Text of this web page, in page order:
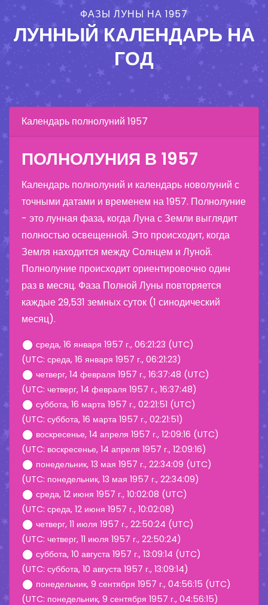
ФАЗЫ ЛУНЫ НА 1957
ЛУННЫЙ КАЛЕНДАРЬ НА
ГОД
Календарь полнолуний 1957
ПОЛНОЛУНИЯ В 1957
Календарь полнолуний и календарь новолуний с
точными датами и временем на 1957. Полнолуние
- это лунная фаза, когда Луна с Земли выглядит
полностью освещенной. Это происходит, когда
Земля находится между Солнцем и Луной.
Полнолуние происходит ориентировочно один
раз в месяц. Фаза Полной Луны повторяется
каждые 29,531 земных суток (1 синодический
месяц).
среда, 16 января 1957 г., 06:21:23 (UTC)
(UTC: среда, 16 января 1957 г., 06:21:23)
четверг, 14 февраля 1957 г., 16:37:48 (UTC)
(UTC: четверг, 14 февраля 1957 г., 16:37:48)
суббота, 16 марта 1957 г., 02:21:51 (UTC)
(UTC: суббота, 16 марта 1957 г., 02:21:51)
воскресенье, 14 апреля 1957 г., 12:09:16 (UTC)
(UTC: воскресенье, 14 апреля 1957 г., 12:09:16)
понедельник, 13 мая 1957 г., 22:34:09 (UTC)
(UTC: понедельник, 13 мая 1957 г., 22:34:09)
среда, 12 июня 1957 г., 10:02:08 (UTC)
(UTC: среда, 12 июня 1957 г., 10:02:08)
четверг, 11 июля 1957 г., 22:50:24 (UTC)
(UTC: четверг, 11 июля 1957 г., 22:50:24)
суббота, 10 августа 1957 г., 13:09:14 (UTC)
(UTC: суббота, 10 августа 1957 г., 13:09:14)
понедельник, 9 сентября 1957 г., 04:56:15 (UTC)
(UTC: понедельник, 9 сентября 1957 г., 04:56:15)